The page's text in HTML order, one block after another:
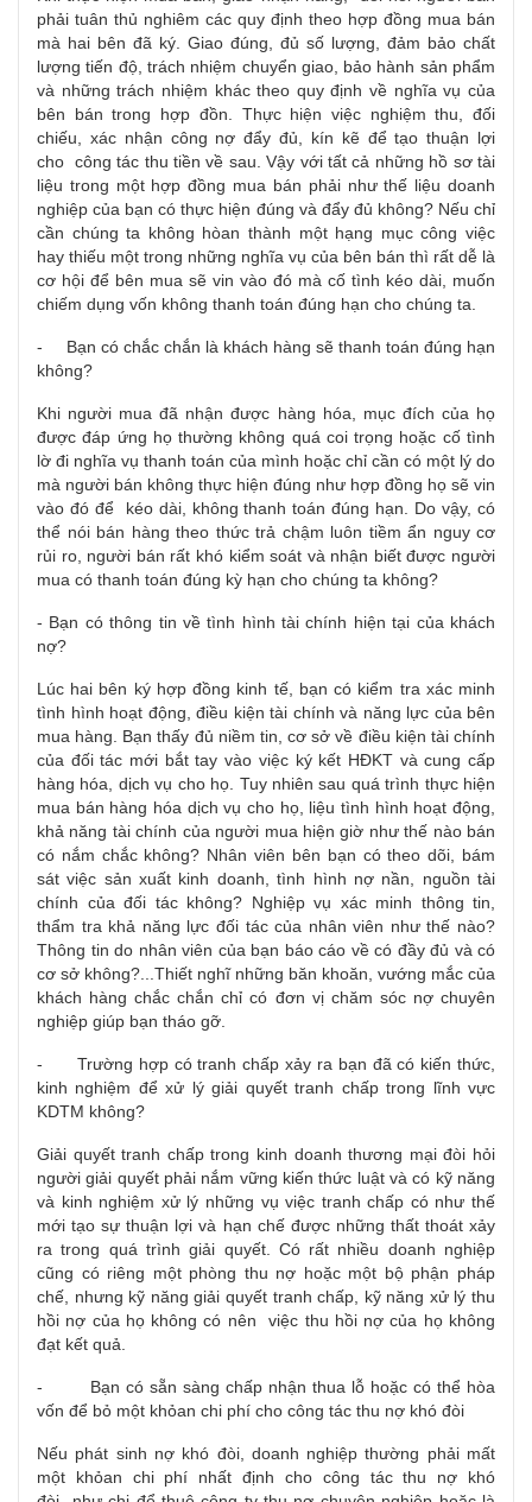
phải tuân thủ nghiêm các quy định theo hợp đồng mua bán
mà hai bên đã ký. Giao đúng, đủ số lượng, đảm bảo chất
lượng tiến độ, trách nhiệm chuyển giao, bảo hành sản phẩm
và những trách nhiệm khác theo quy định về nghĩa vụ của
bên bán trong hợp đồn. Thực hiện việc nghiệm thu, đối
chiếu, xác nhận công nợ đẩy đủ, kín kẽ để tạo thuận lợi
cho công tác thu tiền về sau. Vậy với tất cả những hồ sơ tài
liệu trong một hợp đồng mua bán phải như thế liệu doanh
nghiệp của bạn có thực hiện đúng và đẩy đủ không? Nếu chỉ
cần chúng ta không hòan thành một hạng mục công việc
hay thiếu một trong những nghĩa vụ của bên bán thì rất dễ là
cơ hội để bên mua sẽ vin vào đó mà cố tình kéo dài, muốn
chiếm dụng vốn không thanh toán đúng hạn cho chúng ta.
- Bạn có chắc chắn là khách hàng sẽ thanh toán đúng hạn
không?
Khi người mua đã nhận được hàng hóa, mục đích của họ
được đáp ứng họ thường không quá coi trọng hoặc cố tình
lờ đi nghĩa vụ thanh toán của mình hoặc chỉ cần có một lý do
mà người bán không thực hiện đúng như hợp đồng họ sẽ vin
vào đó để kéo dài, không thanh toán đúng hạn. Do vậy, có
thể nói bán hàng theo thức trả chậm luôn tiềm ẩn nguy cơ
rủi ro, người bán rất khó kiểm soát và nhận biết được người
mua có thanh toán đúng kỳ hạn cho chúng ta không?
- Bạn có thông tin về tình hình tài chính hiện tại của khách
nợ?
Lúc hai bên ký hợp đồng kinh tế, bạn có kiểm tra xác minh
tình hình hoạt động, điều kiện tài chính và năng lực của bên
mua hàng. Bạn thấy đủ niềm tin, cơ sở về điều kiện tài chính
của đối tác mới bắt tay vào việc ký kết HĐKT và cung cấp
hàng hóa, dịch vụ cho họ. Tuy nhiên sau quá trình thực hiện
mua bán hàng hóa dịch vụ cho họ, liệu tình hình hoạt động,
khả năng tài chính của người mua hiện giờ như thế nào bán
có nắm chắc không? Nhân viên bên bạn có theo dõi, bám
sát việc sản xuất kinh doanh, tình hình nợ nần, nguồn tài
chính của đối tác không? Nghiệp vụ xác minh thông tin,
thẩm tra khả năng lực đối tác của nhân viên như thế nào?
Thông tin do nhân viên của bạn báo cáo về có đầy đủ và có
cơ sở không?...Thiết nghĩ những băn khoăn, vướng mắc của
khách hàng chắc chắn chỉ có đơn vị chăm sóc nợ chuyên
nghiệp giúp bạn tháo gỡ.
- Trường hợp có tranh chấp xảy ra bạn đã có kiến thức,
kinh nghiệm để xử lý giải quyết tranh chấp trong lĩnh vực
KDTM không?
Giải quyết tranh chấp trong kinh doanh thương mại đòi hỏi
người giải quyết phải nắm vững kiến thức luật và có kỹ năng
và kinh nghiệm xử lý những vụ việc tranh chấp có như thế
mới tạo sự thuận lợi và hạn chế được những thất thoát xảy
ra trong quá trình giải quyết. Có rất nhiều doanh nghiệp
cũng có riêng một phòng thu nợ hoặc một bộ phận pháp
chế, nhưng kỹ năng giải quyết tranh chấp, kỹ năng xử lý thu
hồi nợ của họ không có nên việc thu hồi nợ của họ không
đạt kết quả.
- Bạn có sẵn sàng chấp nhận thua lỗ hoặc có thể hòa
vốn để bỏ một khỏan chi phí cho công tác thu nợ khó đòi
Nếu phát sinh nợ khó đòi, doanh nghiệp thường phải mất
một khỏan chi phí nhất định cho công tác thu nợ khó